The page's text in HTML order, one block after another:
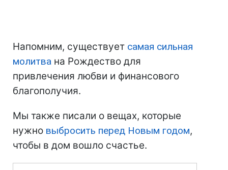
Напомним, существует самая сильная
молитва на Рождество для
привлечения любви и финансового
благополучия.
Мы также писали о вещах, которые
нужно выбросить перед Новым годом,
чтобы в дом вошло счастье.